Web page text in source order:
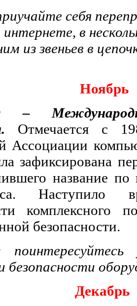
себя
интернете, в
из звеньев в
Ноябрь
–
Отмечается с
Ассоциации
зафиксирована
название по
Наступило
комплексного
безопасности.
безопасности
Декабрь